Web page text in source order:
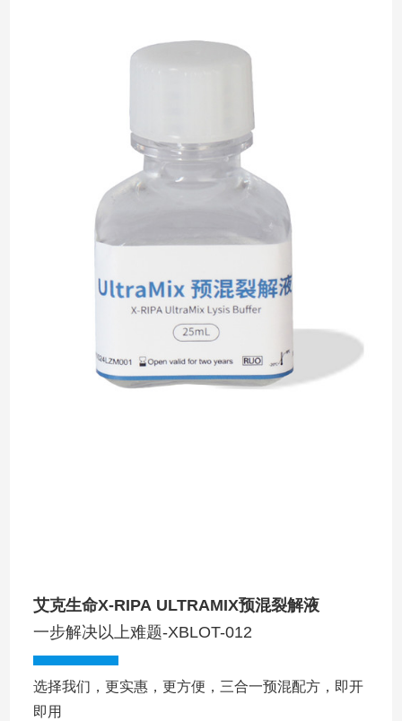
艾克生命X-RIPAULTRAMIX预混裂解液
一步解决以上难题-XBLOT-012
选择我们，更实惠，更方便，三合一预混配方，即开
即用